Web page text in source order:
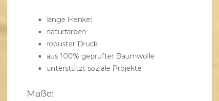
lange Henkel
naturfarben
robuster Druck
aus 100% geprüfter Baumwolle
unterstützt soziale Projekte
Maße: